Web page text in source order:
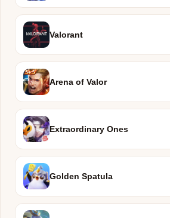
Valorant
Arena of Valor
Extraordinary Ones
Golden Spatula